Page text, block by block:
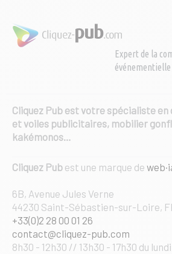
sur
la
produit
Expert de la
événementielle
Cliquez Pub est votre spécialiste en
et voiles publicitaires, mobilier
kakémonos…
Cliquez Pub est une marque de
6B, Avenue Jules Verne
44230 Saint-Sébastien-sur-Loire,
+33(0)2 28 00 01 26
contact@cliquez-pub.com
8h30 - 12h30 // 13h30 - 17h30 du